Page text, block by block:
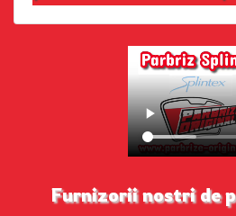
Furnizorii nostri de